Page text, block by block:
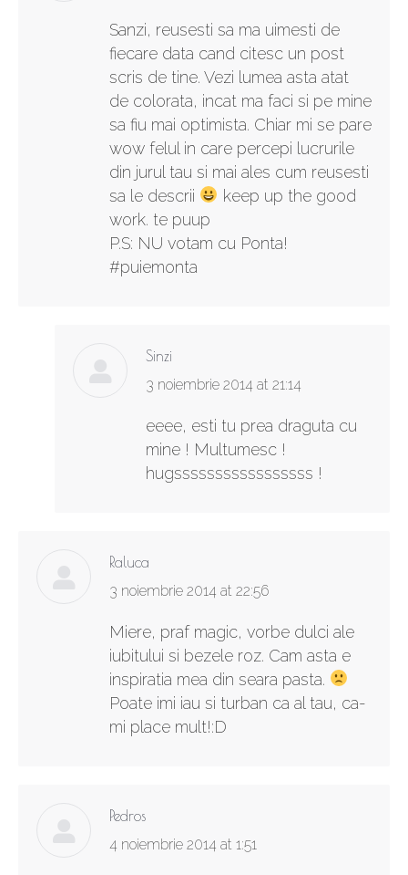
Sanzi, reusesti sa ma uimesti de
fiecare data cand citesc un post
scris de tine. Vezi lumea asta atat
de colorata, incat ma faci si pe mine
sa fiu mai optimista. Chiar mi se pare
wow felul in care percepi lucrurile
din jurul tau si mai ales cum reusesti
sa le descrii
keep up the good
work. te puup
P.S: NU votam cu Ponta!
#puiemonta
Sinzi
says:
3 noiembrie 2014 at 21:14
eeee, esti tu prea draguta cu
mine ! Multumesc !
hugsssssssssssssssss !
Raluca
says:
3 noiembrie 2014 at 22:56
Miere, praf magic, vorbe dulci ale
iubitului si bezele roz. Cam asta e
inspiratia mea din seara pasta.
Poate imi iau si turban ca al tau, ca-
mi place mult!:D
Pedros
says:
4 noiembrie 2014 at 1:51